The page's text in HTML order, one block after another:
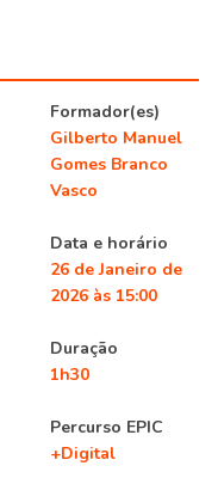
Formador(es)
Gilberto Manuel
Gomes Branco
Vasco
Data e horário
26 de Janeiro de
2026 às 15:00
Duração
1h30
Percurso EPIC
+Digital